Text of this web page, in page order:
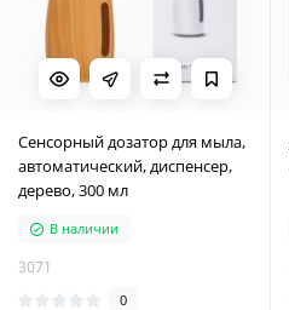
Сенсорный дозатор для мыла,
автоматический, диспенсер,
дерево, 300 мл
В наличии
3071
0